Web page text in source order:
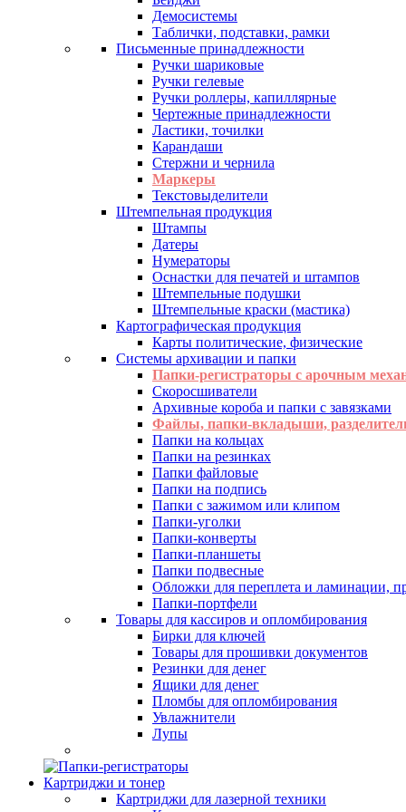
Демосистемы
Таблички, подставки, рамки
Письменные принадлежности
Ручки шариковые
Ручки гелевые
Ручки роллеры, капиллярные
Чертежные принадлежности
Ластики, точилки
Карандаши
Стержни и чернила
Маркеры
Текстовыделители
Штемпельная продукция
Штампы
Датеры
Нумераторы
Оснастки для печатей и штампов
Штемпельные подушки
Штемпельные краски (мастика)
Картографическая продукция
Карты политические, физические
Системы архивации и папки
Папки-регистраторы с арочным
Скоросшиватели
Архивные короба и папки с завязками
Файлы, папки-вкладыши,
Папки на кольцах
Папки на резинках
Папки файловые
Папки на подпись
Папки с зажимом или клипом
Папки-уголки
Папки-конверты
Папки-планшеты
Папки подвесные
Обложки для переплета и ламинации,
Папки-портфели
Товары для кассиров и опломбирования
Бирки для ключей
Товары для прошивки документов
Резинки для денег
Ящики для денег
Пломбы для опломбирования
Увлажнители
Лупы
Картриджи и тонер
Картриджи для лазерной техники